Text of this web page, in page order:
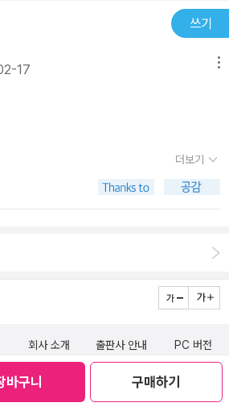
바구니 구매하기
일희일비하며 밤잠을 설치는 투자가 아
하며 그 이익을 나누는 과정은 노년의 삶에
준다. 저자들은 배당 재투자의 마법을 통
원리를 쉽게 풀어내며, 투자가 결코 조급
나이가 들수록 새로운
두려움이 많다. 해외 계좌 개설부터 환전,
넘어야 할 산이 많아 보였다. 그러나 이 책
판과 설명을 제공한다. 특히 복잡한 세금 계
졌던 ‘직구’의 장벽을 낮춰준 저자들의 세
한 매개체가 된다. 세계 시장의 흐름을 읽고
며 얻는 지적 즐거움은 노년의 삶을 더욱
른 투자 철학을 정립하여 이를 후대에게
산보다 값진 유산이 될 것이다. 저자들이 강
법’은 인생의 산전수전을 다 겪은 세대에
자만을 위한 입
>는 전반적으로 기업들에 대한 많은 실례들
관적이고 구체적으로 이해를 시켜주고자
서 그저 참고 기다리면
고 하는 것이 아니가 주식투자를 하는데
고 확실한 투자를 하는 것이라는 것을 보
과 35일선 위에 있는 종목을 최소한 보고
쩡 하다면 차트는 속이지 않는다는 것에 솔
분산투자를 하는 것이 보다 효율적이고
. 전업투자는 도박과 같은 것으로 자신의
의 투자를 했던 경험이 있었는데 이때 1
이 도서 <미국주식 처음공부>는 전반적으
적으로
투자에 대한 기본적인 지식부터 차근차근
서 주식에 대해 잘 모르는 초보자라도 주
적인 것만 숙지하고 따라한다면, 쉽게 수
쓰기
17
더보기
회사 소개 출판사 안내 PC 버전
)알라딘커뮤니케이션